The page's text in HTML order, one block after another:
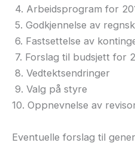
4. Arbeidsprogram for
5. Godkjennelse av
6. Fastsettelse av
7. Forslag til budsjett for
8. Vedtektsendringer
9. Valg på styre
10. Oppnevnelse av
Eventuelle forslag til